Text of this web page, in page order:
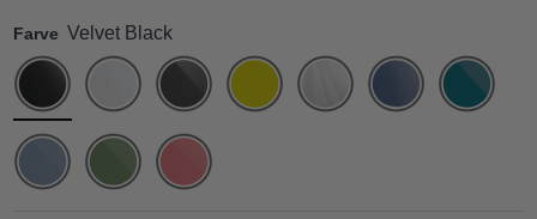
Farve Velvet Black